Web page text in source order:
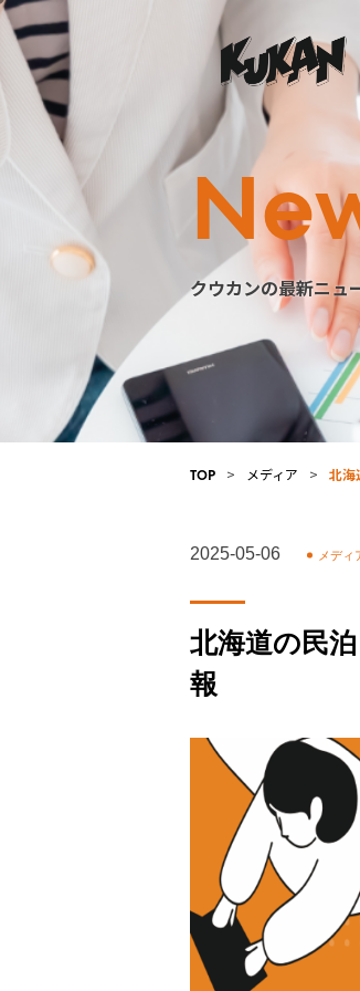
クウカンの最新ニュ
TOP > メディア > 北海
2025-05-06 メディ
北海道の民
報